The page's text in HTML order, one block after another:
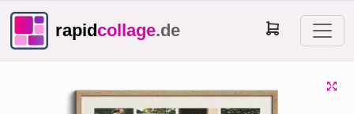
rapidcollage.de